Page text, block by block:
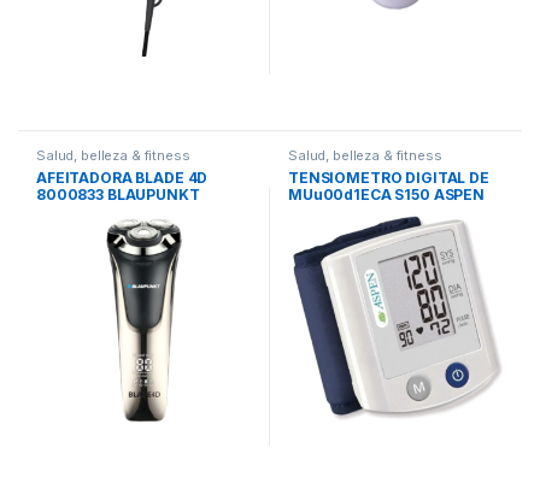
Salud, belleza & fitness
AFEITADORA BLADE 4D
8000833 BLAUPUNKT
Salud, belleza & fitness
TENSIOMETRO DIGITAL DE
MUu00d1ECA S150 ASPEN